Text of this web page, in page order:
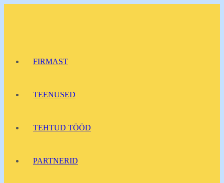
FIRMAST
TEENUSED
TEHTUD TÖÖD
PARTNERID